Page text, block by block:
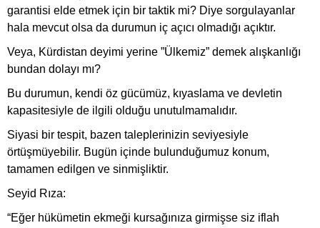
garantisi elde etmek için bir taktik mi? Diye sorgulayanlar
hala mevcut olsa da durumun iç açıcı olmadığı açıktır.
Veya, Kürdistan deyimi yerine ”Ülkemiz” demek alışkanlığı
bundan dolayı mı?
Bu durumun, kendi öz gücümüz, kıyaslama ve devletin
kapasitesiyle de ilgili olduğu unutulmamalıdır.
Siyasi bir tespit, bazen taleplerinizin seviyesiyle
örtüşmüyebilir. Bugün içinde bulunduğumuz konum,
tamamen edilgen ve sinmişliktir.
Seyid Rıza:
“Eğer hükümetin ekmeği kursağınıza girmişse siz iflah